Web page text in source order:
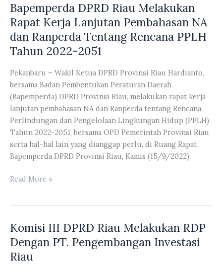
Jadwal
Kegiatan
DPRD
Provinsi
Riau
September
2022
Bapemperda DPRD Riau Melakukan
Rapat Kerja Lanjutan Pembahasan NA
dan Ranperda Tentang Rencana PPLH
Tahun 2022-2051
Pekanbaru – Wakil Ketua DPRD Provinsi Riau Hardianto,
bersama Badan Pembentukan Peraturan Daerah
(Bapemperda) DPRD Provinsi Riau, melakukan rapat kerja
lanjutan pembahasan NA dan Ranperda tentang Rencana
Perlindungan dan Pengelolaan Lingkungan Hidup (PPLH)
Tahun 2022-2051, bersama OPD Pemerintah Provinsi Riau
serta hal-hal lain yang dianggap perlu, di Ruang Rapat
Bapemperda DPRD Provinsi Riau, Kamis (15/9/2022).
Bapemperda
Rapat
Kerja
Lanjutan
Pembahasan
Read More »
Komisi III DPRD Riau Melakukan RDP
Dengan PT. Pengembangan Investasi
Riau